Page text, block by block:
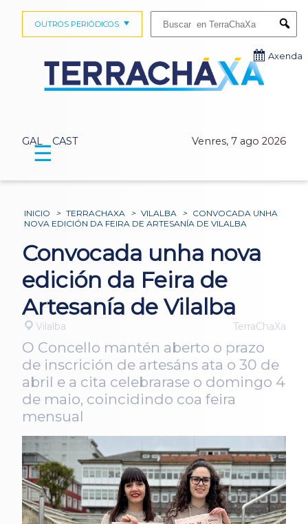
GAL CAST Venres, 7 ago 2026
OUTROS PERIÓDICOS
Axenda
☰
INICIO > TERRACHAXA > VILALBA > CONVOCADA UNHA
NOVA EDICIÓN DA FEIRA DE ARTESANÍA DE VILALBA
Convocada unha nova
edición da Feira de
Artesanía de Vilalba
Vilalba TerraChaXa
O Concello mantén aberto o prazo
de inscrición de artesáns ata o 30 de
abril e a cita celebrarase o domingo 4
de maio, coincidindo coa feira
mensual